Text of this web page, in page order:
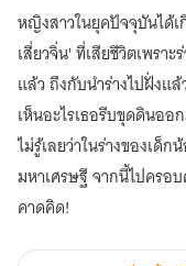
70
ร่ำรวย
เล่ม
3
หญิงสาวในยุคปัจจุบันได้เ
เสี่ยวจิ่น' ที่เสียชีวิตเพรา
แล้ว ถึงกับนำร่างไปฝั่งแ
เห็นอะไรเธอรีบขุดดินออ
ไม่รู้เลยว่าในร่างของเ
มหาเศรษฐี จากนี้ไปครอ
คาดคิด!